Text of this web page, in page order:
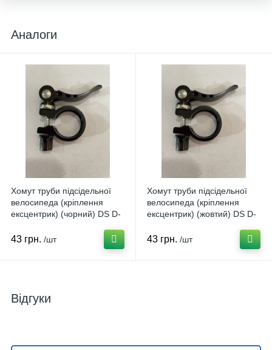
Аналоги
Хомут труби підсідельної
велосипеда (кріплення
ексцентрик) (чорний) DS D-
43 грн. /шт
Хомут труби підсідельної
велосипеда (кріплення
ексцентрик) (жовтий) DS D-
43 грн. /шт
Відгуки